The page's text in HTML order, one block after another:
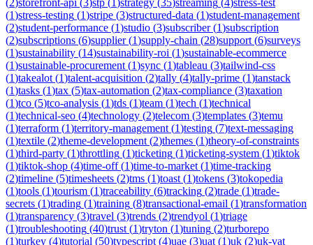
(1)stress-testing (1)stripe (3)structured-data (1)student-management
(2)student-performance (1)studio (3)subscriber(1)subscription
(2)subscriptions (6)supplier(1)supply-chain (28)support (6)surveys
(1)sustainability (14)sustainability-roi (1)sustainable-ecommerce
(1)sustainable-procurement (1)sync (1)tableau (3)tailwind-css
(1)takealot (1)talent-acquisition (2)tally (4)tally-prime (1)tanstack
(1)tasks (1)tax (5)tax-automation (2)tax-compliance (3)taxation
(1)tco (5)tco-analysis (1)tds (1)team (1)tech (1)technical
(1)technical-seo (4)technology (2)telecom (3)templates (3)temu
(1)terraform (1)territory-management (1)testing (7)text-messaging
(1)textile (2)theme-development (2)themes (1)theory-of-constraints
(1)third-party (1)throttling (1)ticketing (1)ticketing-system (1)tiktok
(1)tiktok-shop (4)time-off(1)time-to-market (1)time-tracking
(2)timeline (5)timesheets (2)tms (1)toast (1)tokens (3)tokopedia
(1)tools (1)tourism (1)traceability (6)tracking (2)trade (1)trade-
secrets (1)trading (1)training (8)transactional-email (1)transformation
(1)transparency (3)travel (3)trends (2)trendyol (1)triage
(1)troubleshooting (40)trust (1)tryton (1)tuning (2)turborepo
(1)turkey (4)tutorial (50)typescript (4)uae (3)uat (1)uk (2)uk-vat